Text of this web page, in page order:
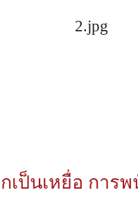
เป็นเหยื่อ การ